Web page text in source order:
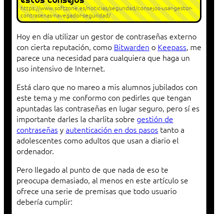
https://www.softzone.es/noticias/seguridad/consejos-usar-gestor-
contrasenas-navegador-seguridad/
Hoy en día utilizar un gestor de contraseñas externo
con cierta reputación, como Bitwarden o Keepass, me
parece una necesidad para cualquiera que haga un
uso intensivo de Internet.
Está claro que no mareo a mis alumnos jubilados con
este tema y me conformo con pedirles que tengan
apuntadas las contraseñas en lugar seguro, pero sí es
importante darles la charlita sobre gestión de
contraseñasy autenticación en dos pasos tanto a
adolescentes como adultos que usan a diario el
ordenador.
Pero llegado al punto de que nada de eso te
preocupa demasiado, al menos en este artículo se
ofrece una serie de premisas que todo usuario
debería cumplir: